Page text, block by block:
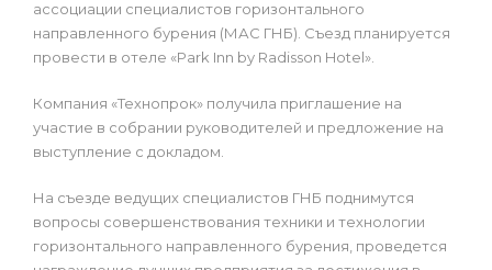
ассоциации специалистов горизонтального
направленного бурения (МАС ГНБ). Съезд планируется
провести в отеле «Park Inn by Radisson Hotel».
Компания «Технопрок» получила приглашение на
участие в собрании руководителей и предложение на
выступление с докладом.
На съезде ведущих специалистов ГНБ поднимутся
вопросы совершенствования техники и технологии
горизонтального направленного бурения, проведется